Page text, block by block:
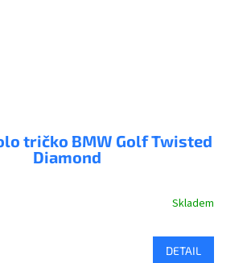
tričko BMW Golf Twisted
Diamond
Skladem
DETAIL